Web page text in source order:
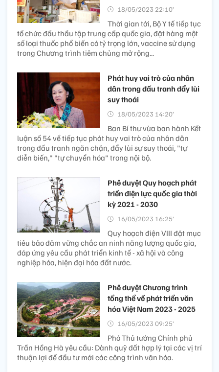
18/05/2023 22:10’
Thời gian tới, Bộ Y tế tiếp tục
tổ chức đấu thầu tập trung cấp quốc gia, đặt hàng một
số loại thuốc phổ biến có tỷ trọng lớn, vaccine sử dụng
trong Chương trình tiêm chủng mở rộng...
Phát huy vai trò của nhân
dân trong đấu tranh đẩy lùi
suy thoái
18/05/2023 14:20’
Ban Bí thư vừa ban hành Kết
luận số 54 về tiếp tục phát huy vai trò của nhân dân
trong đấu tranh ngăn chặn, đẩy lùi sự suy thoái, "tự
diễn biến," "tự chuyển hóa" trong nội bộ.
Phê duyệt Quy hoạch phát
triển điện lực quốc gia thời
kỳ 2021 - 2030
16/05/2023 16:25’
Quy hoạch điện VIII đặt mục
tiêu bảo đảm vững chắc an ninh năng lượng quốc gia,
đáp ứng yêu cầu phát triển kinh tế - xã hội và công
nghiệp hóa, hiện đại hóa đất nước.
Phê duyệt Chương trình
tổng thể về phát triển văn
hóa Việt Nam 2023 - 2025
16/05/2023 09:25’
Phó Thủ tướng Chính phủ
Trần Hồng Hà yêu cầu: Dành quỹ đất hợp lý tại các vị trí
thuận lợi để đầu tư mới các công trình văn hóa.